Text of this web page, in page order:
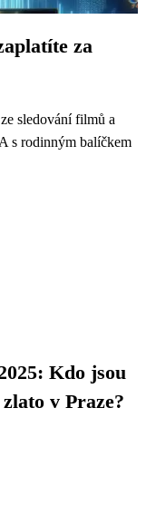
za
sledování filmů a
s rodinným balíčkem
Kdo jsou
v Praze?